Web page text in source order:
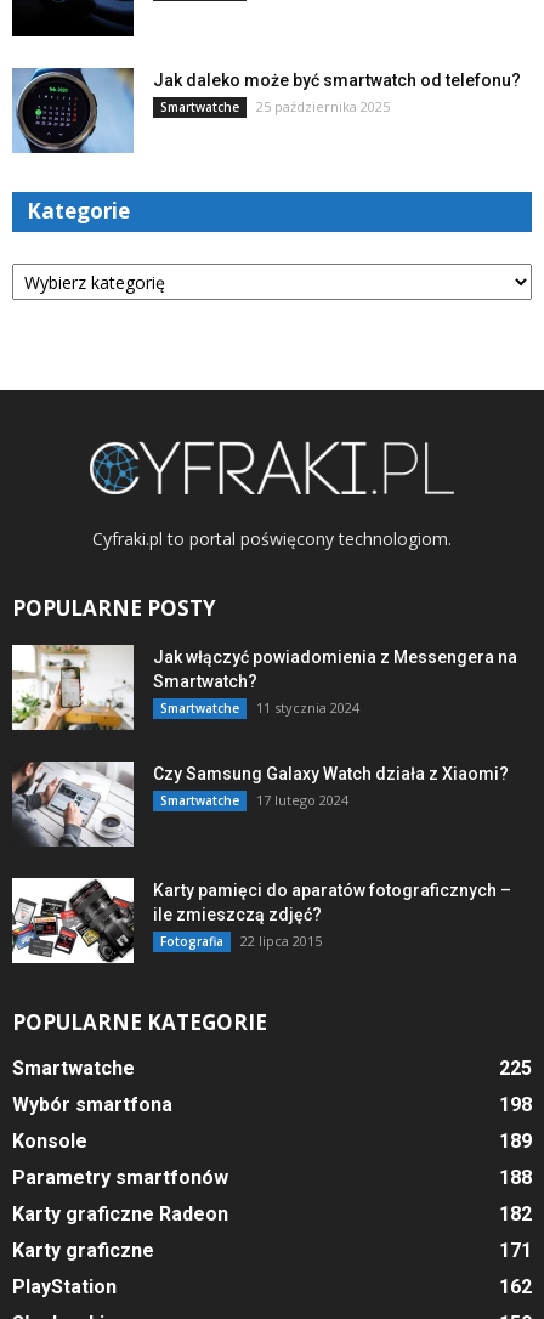
Jak daleko może być smartwatch od telefonu?
Smartwatche 25 października 2025
Kategorie
Kategorie
Cyfraki.pl to portal poświęcony technologiom.
POPULARNE POSTY
Jak włączyć powiadomienia z Messengera na
Smartwatch?
Smartwatche 11 stycznia 2024
Czy Samsung Galaxy Watch działa z Xiaomi?
Smartwatche 17 lutego 2024
Karty pamięci do aparatów fotograficznych –
ile zmieszczą zdjęć?
Fotografia 22 lipca 2015
POPULARNE KATEGORIE
Smartwatche
225
Wybór smartfona
198
Konsole
189
Parametry smartfonów
188
Karty graficzne Radeon
182
Karty graficzne
171
PlayStation
162